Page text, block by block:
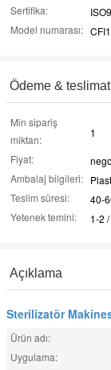
Sertifika:
Model numarası:
Ödeme & teslimat
Min sipariş
miktarı:
1
Fiyat:
Ambalaj bilgileri:
Teslim süresi:
40-
Yetenek temini:
1-2
Açıklama
Sterilizatör
Ürün adı:
Uygulama: